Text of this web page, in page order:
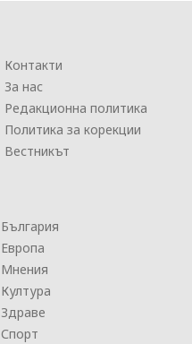
Контакти
За нас
Редакционна политика
Политика за корекции
Вестникът
България
Европа
Мнения
Култура
Здраве
Спорт